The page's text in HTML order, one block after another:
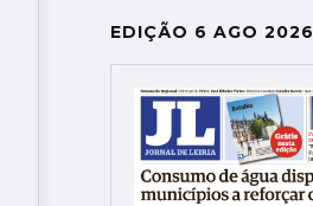
EDIÇÃO 6 AGO 2026